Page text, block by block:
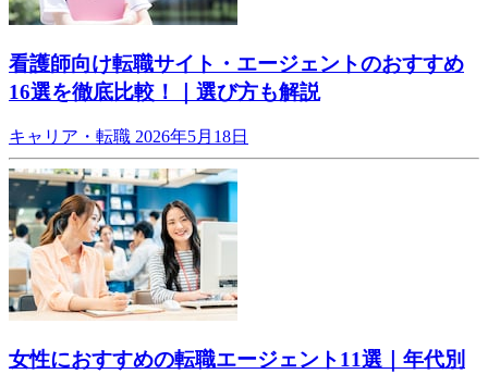
看護師向け転職サイト・エージェントのおすすめ
16選を徹底比較！｜選び方も解説
キャリア・転職 2026年5月18日
女性におすすめの転職エージェント11選｜年代別